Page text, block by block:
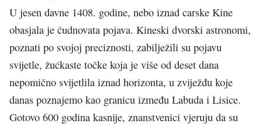
U jesen davne 1408. godine, nebo iznad carske Kine
obasjala je čudnovata pojava. Kineski dvorski astronomi,
poznati po svojoj preciznosti, zabilježili su pojavu
svijetle, žućkaste točke koja je više od deset dana
nepomično svijetlila iznad horizonta, u zviježđu koje
danas poznajemo kao granicu između Labuda i Lisice.
Gotovo 600 godina kasnije, znanstvenici vjeruju da su